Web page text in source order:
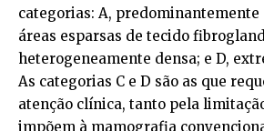
categorias: A, predominantemente
áreas esparsas de tecido
heterogeneamente densa; e D,
As categorias C e D são as que
atenção clínica, tanto pela
impõem à mamografia